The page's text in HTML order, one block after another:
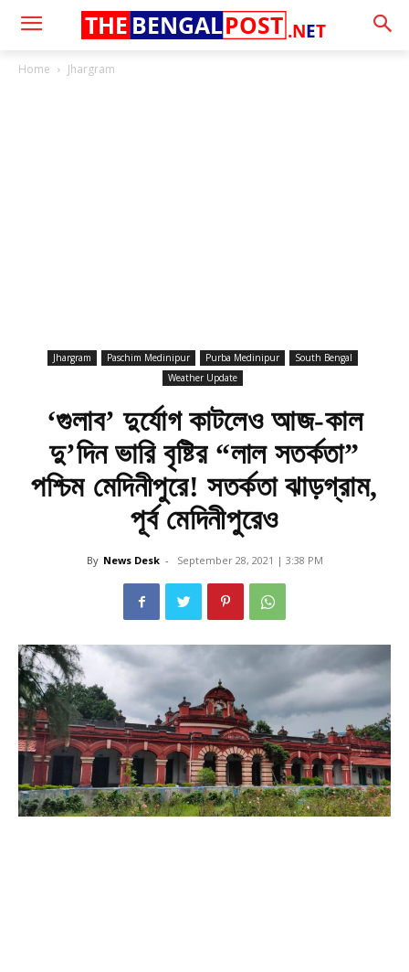
.NET
THE BENGALPOST
Home Jhargram
Jhargram Paschim Medinipur Purba Medinipur
South Bengal
Weather Update
‘গুলাব’ দুর্যোগ কাটলেও আজ-কাল
দু’দিন ভারি বৃষ্টির “লাল সতর্কতা”
পশ্চিম মেদিনীপুরে! সতর্কতা ঝাড়গ্রাম,
পূর্ব মেদিনীপুরেও
By News Desk - September 28, 2021 | 3:38 PM